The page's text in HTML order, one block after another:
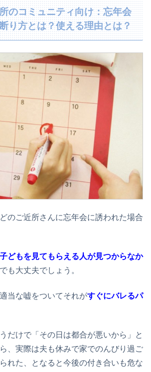
のコミュニティ向け：忘年会
り方とは？使える理由とは？
のご近所さんに忘年会に誘われた場合
子どもを見てもらえる人が見つからなか
も大丈夫でしょう。
当な嘘をついてそれがすぐにバレるパ
だけで「その日は都合が悪いから」と
、実際は夫も休みで家でのんびり過ご
れた、となると今後の付き合いも危な